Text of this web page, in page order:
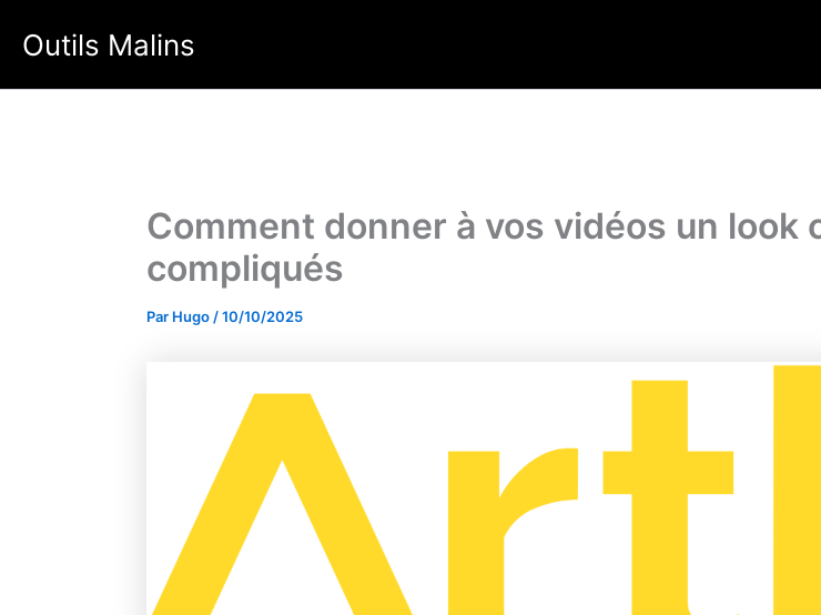
Outils Malins
Comment donner à vos vidéos un
compliqués
Par Hugo /10/10/2025